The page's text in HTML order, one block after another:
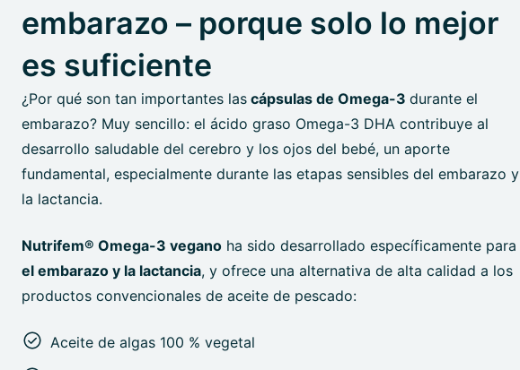
embarazo – porque solo lo mejor
es suficiente
¿Por qué son tan importantes las cápsulas de Omega-3 durante el
embarazo? Muy sencillo: el ácido graso Omega-3 DHA contribuye al
desarrollo saludable del cerebro y los ojos del bebé, un aporte
fundamental, especialmente durante las etapas sensibles del embarazo y
la lactancia.
Nutrifem® Omega-3 vegano ha sido desarrollado específicamente para
el embarazo y la lactancia, y ofrece una alternativa de alta calidad a los
productos convencionales de aceite de pescado:
Aceite de algas 100 % vegetal